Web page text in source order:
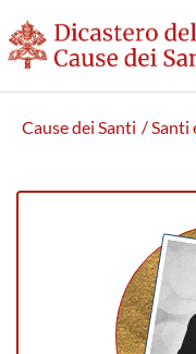
Cause dei Santi / Santi